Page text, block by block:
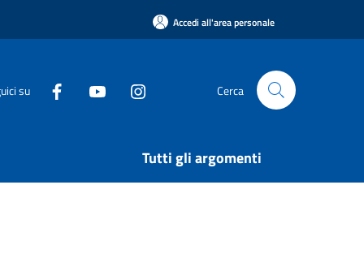
Accedi all'area personale
su Cerca
Tutti gli argomenti